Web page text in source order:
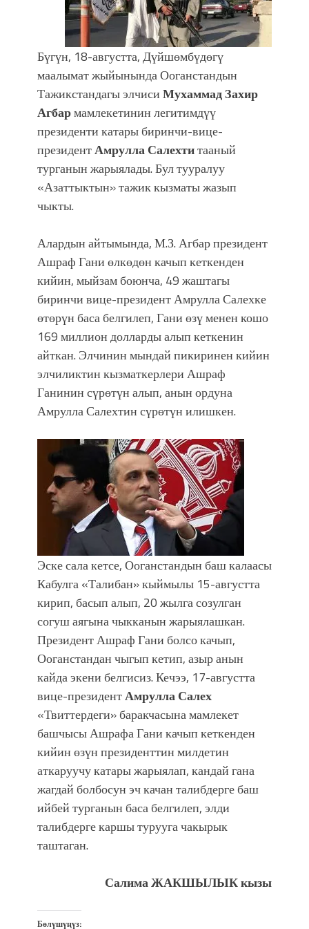
болмок”
Бүгүн, 18-августта, Дүйшөмбүдөгү
маалымат жыйынында Ооганстандын
Тажикстандагы элчисиМухаммад Захир
Агбармамлекетинин легитимдүү
президенти катары биринчи-вице-
президентАмрулла Салехтитааный
турганын жарыялады. Бул тууралуу
«Азаттыктын» тажик кызматы жазып
чыкты.
Алардын айтымында, М.З. Агбар президент
Ашраф Гани өлкөдөн качып кеткенден
кийин, мыйзам боюнча, 49 жаштагы
биринчи вице-президент Амрулла Салехке
өтөрүн баса белгилеп, Гани өзү менен кошо
169 миллион долларды алып кеткенин
айткан. Элчинин мындай пикиринен кийин
элчиликтин кызматкерлери Ашраф
Ганинин сүрөтүн алып, анын ордуна
Амрулла Салехтин сүрөтүн илишкен.
Эске сала кетсе, Ооганстандын баш калаасы
Кабулга «Талибан» кыймылы 15-августта
кирип, басып алып, 20 жылга созулган
согуш аягына чыкканын жарыялашкан.
Президент Ашраф Гани болсо качып,
Ооганстандан чыгып кетип, азыр анын
кайда экени белгисиз. Кечээ, 17-августта
вице-президентАмрулла Салех
«Твиттердеги» баракчасына мамлекет
башчысы Ашрафа Гани качып кеткенден
кийин өзүн президенттин милдетин
аткаруучу катары жарыялап, кандай гана
жагдай болбосун эч качан талибдерге баш
ийбей турганын баса белгилеп, элди
талибдерге каршы турууга чакырык
таштаган.
Салима ЖАКШЫЛЫК кызы
Бөлүшүңүз: